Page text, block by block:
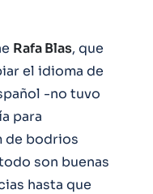
Rafa Blas, que
el idioma de
-no tuvo
para
de bodrios
son buenas
hasta que